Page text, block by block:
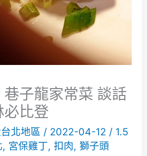
巷子龍家常菜 談話
必比登
北地區 / 2022-04-12 / 1.5
, 宮保雞丁, 扣肉, 獅子頭